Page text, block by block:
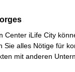
Center iLife City
Sie alles Nötige für
mit anderen